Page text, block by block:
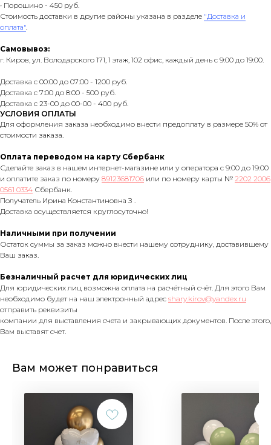
• Порошино - 450 руб.
Стоимость доставки в другие районы указана в разделе "Доставка и
оплата".
Самовывоз:
г. Киров, ул. Володарского 171, 1 этаж, 102 офис, каждый день с 9:00 до 19:00.
Доставка с 00:00 до 07:00 - 1200 руб.
Доставка с 7:00 до 8:00 - 500 руб.
Доставка с 23-00 до 00-00 - 400 руб.
УСЛОВИЯ ОПЛАТЫ
Для оформления заказа необходимо внести предоплату в размере 50% от
стоимости заказа.
Оплата переводом на карту Сбербанк
Сделайте заказ в нашем интернет-магазине или у оператора с 9:00 до 19:00
и оплатите заказ по номеру 89123681706 или по номеру карты № 2202 2006
0561 0334 Сбербанк.
Получатель Ирина Константиновна З .
Доставка осуществляется круглосуточно!
Наличными при получении
Остаток суммы за заказ можно внести нашему сотруднику, доставившему
Ваш заказ.
Безналичный расчет для юридических лиц
Для юридических лиц возможна оплата на расчётный счёт. Для этого Вам
необходимо будет на наш электронный адрес shary.kirov@yandex.ru
отправить реквизиты
компании для выставления счета и закрывающих документов. После этого,
Вам выставят счет.
Вам может понравиться